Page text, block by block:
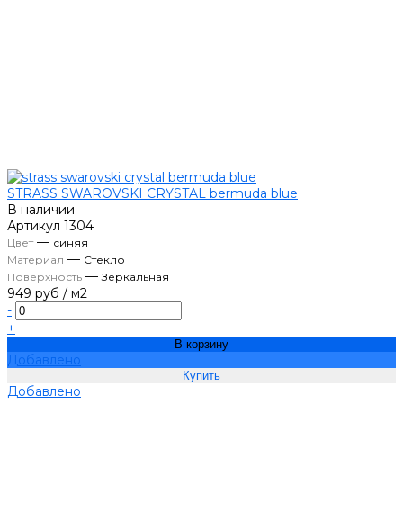
STRASS SWAROVSKI CRYSTAL bermuda blue
В наличии
Артикул 1304
Цвет— синяя
Материал — Стекло
Поверхность —Зеркальная
949 руб / м2
-
+
В корзину
Добавлено
Добавлено